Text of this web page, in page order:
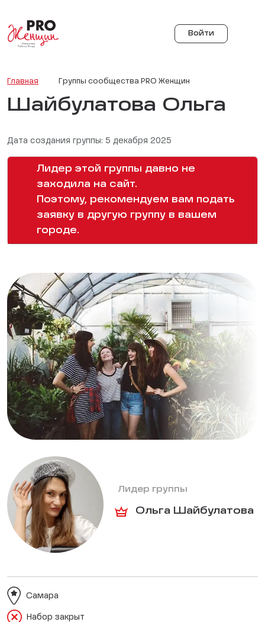
Войти
Главная Группы сообщества PRO Женщин
Шайбулатова Ольга
Дата создания группы: 5 декабря 2025
Лидер этой группы давно не
заходила на сайт.
Поэтому, рекомендуем вам подать
заявку в другую группу в вашем
городе.
Лидер группы
Ольга Шайбулатова
Набор закрыт
Самара